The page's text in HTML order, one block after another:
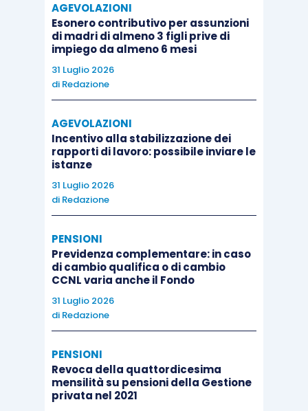
AGEVOLAZIONI
Esonero contributivo per assunzioni
di madri di almeno 3 figli prive di
impiego da almeno 6 mesi
31 Luglio 2026
di Redazione
AGEVOLAZIONI
Incentivo alla stabilizzazione dei
rapporti di lavoro: possibile inviare le
istanze
31 Luglio 2026
di Redazione
PENSIONI
Previdenza complementare: in caso
di cambio qualifica o di cambio
CCNL varia anche il Fondo
31 Luglio 2026
di Redazione
PENSIONI
Revoca della quattordicesima
mensilità su pensioni della Gestione
privata nel 2021